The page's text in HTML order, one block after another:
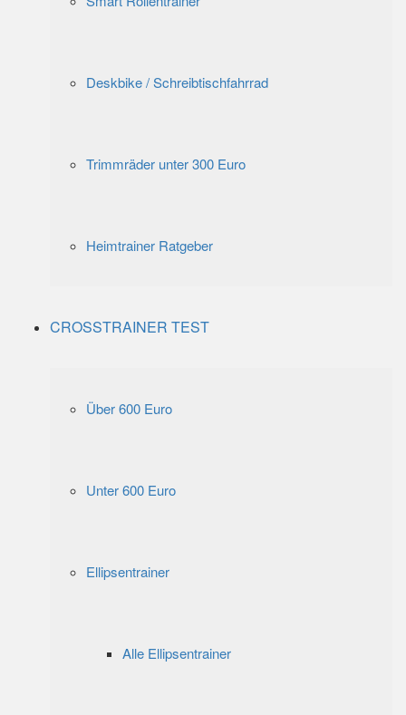
Deskbike / Schreibtischfahrrad
Trimmräder unter 300 Euro
Heimtrainer Ratgeber
CROSSTRAINER TEST
Über 600 Euro
Unter 600 Euro
Ellipsentrainer
Alle Ellipsentrainer